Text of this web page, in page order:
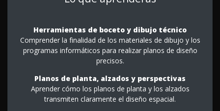
Herramientas de boceto y dibujo técnico
Comprender la finalidad de los materiales de dibujo y los
programas informáticos para realizar planos de diseño
precisos.
Planos de planta, alzados y perspectivas
Aprender cómo los planos de planta y los alzados
transmiten claramente el diseño espacial.